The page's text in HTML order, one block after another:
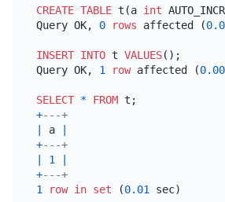
CREATE TABLE t(a int
Query OK, 0 rows affected (
INSERT INTO t VALUES();
Query OK, 1 row affected (0.00
SELECT * FROM
+---+
a
+---+
1
+---+
1
row in set (0.01 sec)